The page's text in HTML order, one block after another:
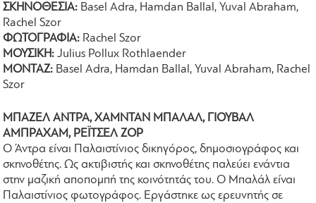
ΣΚΗΝΟΘΕΣΙΑ: Basel Adra, Hamdan Ballal, Yuval Abraham,
Rachel Szor
ΦΩΤΟΓΡΑΦΙΑ: Rachel Szor
ΜΟΥΣΙΚΗ: Julius Pollux Rothlaender
ΜΟΝΤΑΖ: Basel Adra, Hamdan Ballal, Yuval Abraham, Rachel
Szor
ΜΠΑΖΕΛ ΑΝΤΡΑ, ΧΑΜΝΤΑΝ ΜΠΑΛΑΛ, ΓΙΟΥΒΑΛ
ΑΜΠΡΑΧΑΜ, ΡΕΪΤΣΕΛ ΖΟΡ
O Άντρα είναι Παλαιστίνιος δικηγόρος, δημοσιογράφος και
σκηνοθέτης. Ως ακτιβιστής και σκηνοθέτης παλεύει ενάντια
στην μαζική αποπομπή της κοινότητάς του. Ο Μπαλάλ είναι
Παλαιστίνιος φωτογράφος. Εργάστηκε ως ερευνητής σε